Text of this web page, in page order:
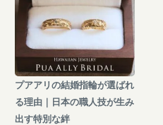
プアアリの結婚指輪が選ばれ
る理由｜日本の職人技が生み
出す特別な絆